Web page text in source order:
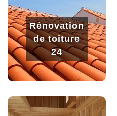
Rénovation
de toiture
24